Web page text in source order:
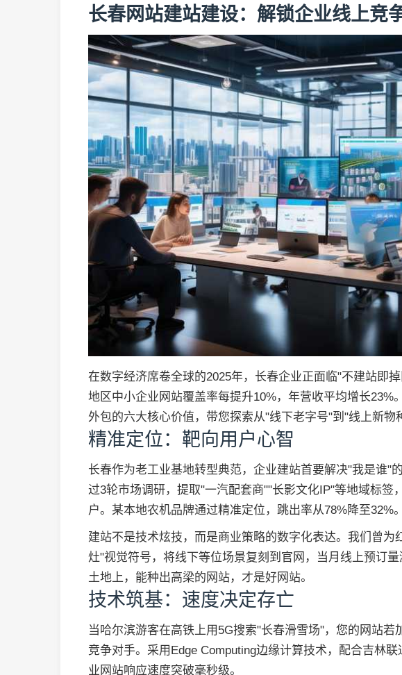
长春网站建站建设：解锁企业线上竞
在数字经济席卷全球的2025年，长春企业正面临"不建站即
地区中小企业网站覆盖率每提升10%，年营收平均增长23%
外包的六大核心价值，带您探索从"线下老字号"到"线上新物
精准定位：靶向用户心智
长春作为老工业基地转型典范，企业建站首要解决"我是谁"
过3轮市场调研，提取"一汽配套商""长影文化IP"等地域标签
户。某本地农机品牌通过精准定位，跳出率从78%降至32%。
建站不是技术炫技，而是商业策略的数字化表达。我们曾为
灶"视觉符号，将线下等位场景复刻到官网，当月线上预订
土地上，能种出高梁的网站，才是好网站。
技术筑基：速度决定存亡
当哈尔滨游客在高铁上用5G搜索"长春滑雪场"，您的网站若
竞争对手。采用Edge Computing边缘计算技术，配合吉林
业网站响应速度突破毫秒级。